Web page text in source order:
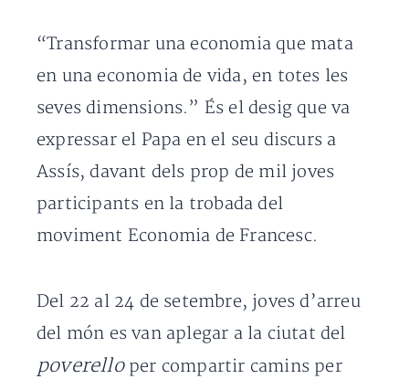
“Transformar una economia que mata
en una economia de vida, en totes les
seves dimensions.” És el desig que va
expressar el Papa en el seu discurs a
Assís, davant dels prop de mil joves
participants en la trobada del
moviment Economia de Francesc.
Del 22 al 24 de setembre, joves d’arreu
del món es van aplegar a la ciutat del
poverello per compartir camins per